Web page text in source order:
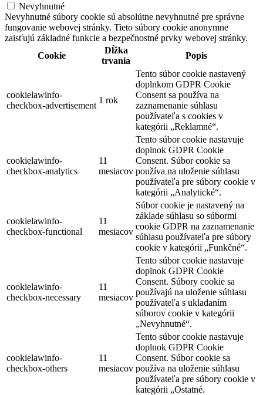
Nevyhnutné
Nevyhnutné súbory cookie sú absolútne nevyhnutné pre správne
fungovanie webovej stránky. Tieto súbory cookie anonymne
zaisťujú základné funkcie a bezpečnostné prvky webovej stránky.
Cookie
Dĺžka
trvania
Popis
cookielawinfo-
checkbox-advertisement
1 rok
Tento súbor cookie nastavený
doplnkom GDPR Cookie
Consent sa používa na
zaznamenanie súhlasu
používateľa s cookies v
kategórii „Reklamné“.
cookielawinfo-
checkbox-analytics
11
mesiacov
Tento súbor cookie nastavuje
doplnok GDPR Cookie
Consent. Súbor cookie sa
používa na uloženie súhlasu
používateľa pre súbory cookie v
kategórii „Analytické“.
cookielawinfo-
checkbox-functional
11
mesiacov
Súbor cookie je nastavený na
základe súhlasu so súbormi
cookie GDPR na zaznamenanie
súhlasu používateľa pre súbory
cookie v kategórii „Funkčné“.
cookielawinfo-
checkbox-necessary
11
mesiacov
Tento súbor cookie nastavuje
doplnok GDPR Cookie
Consent. Súbory cookie sa
používajú na uloženie súhlasu
používateľa s ukladaním
súborov cookie v kategórii
„Nevyhnutné“.
cookielawinfo-
checkbox-others
11
mesiacov
Tento súbor cookie nastavuje
doplnok GDPR Cookie
Consent. Súbor cookie sa
používa na uloženie súhlasu
používateľa pre súbory cookie v
kategórii „Ostatné.